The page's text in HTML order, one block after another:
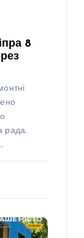
8
рада.